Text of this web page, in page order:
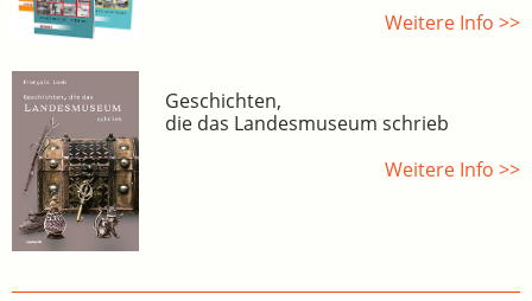
Weitere Info >>
Geschichten,
die das Landesmuseum schrieb
Weitere Info >>